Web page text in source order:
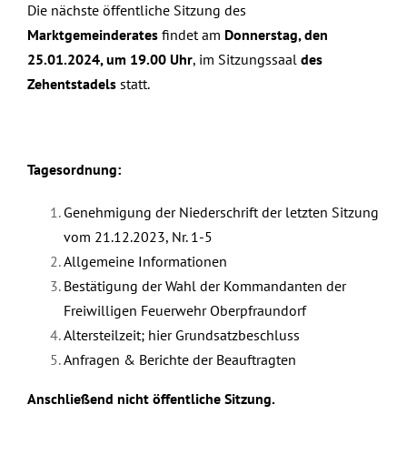
Die nächste öffentliche Sitzung des
Marktgemeinderates findet am Donnerstag, den
25.01.2024, um 19.00 Uhr, im Sitzungssaal des
Zehentstadels statt.
Tagesordnung:
Genehmigung der Niederschrift der letzten Sitzung
vom 21.12.2023, Nr. 1-5
Allgemeine Informationen
Bestätigung der Wahl der Kommandanten der
Freiwilligen Feuerwehr Oberpfraundorf
Altersteilzeit; hier Grundsatzbeschluss
Anfragen & Berichte der Beauftragten
Anschließend nicht öffentliche Sitzung.